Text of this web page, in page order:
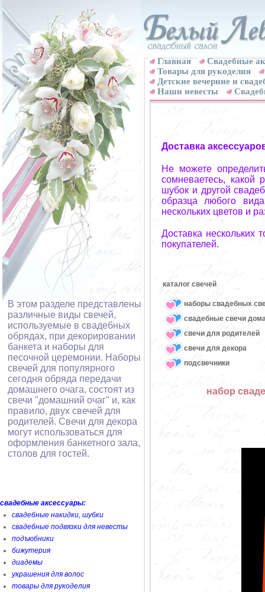
В этом разделе представлены
различные виды свечей,
используемые в свадебных
обрядах, при декорировании
банкета и наборы для
песочной церемонии. Наборы
свечей для популярного
сегодня обряда передачи
домашнего очага, состоят из
свечи "домашний очаг" и, как
правило, двух свечей для
родителей. Свечи для декора
могут использоваться для
оформления банкетного зала,
столов для гостей.
свадебные аксессуары:
свадебные накидки, шубки
свадебные подвязки для невесты
подъюбники
бижутерия
диадемы
украшения для волос
товары для рукоделия
Главная
Свадебные
Товары для рукоделия
Детские вечерние и
Наши невесты
Доставка
Не можете
сомневаетесь, какой
шубок и другой
образца любого
нескольких цветов и
Доставка нескольких
покупателей.
каталог свечей
наборы свадебных
свадебные свечи
свечи для родителей
свечи для декора
подсвечники
набор